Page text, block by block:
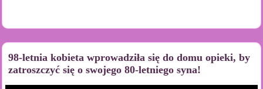
98-letnia kobieta wprowadziła się do domu opieki, by
zatroszczyć się o swojego 80-letniego syna!